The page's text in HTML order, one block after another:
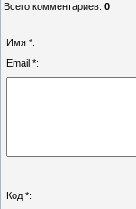
Всего комментариев: 0
Имя *:
Email *:
Код *: